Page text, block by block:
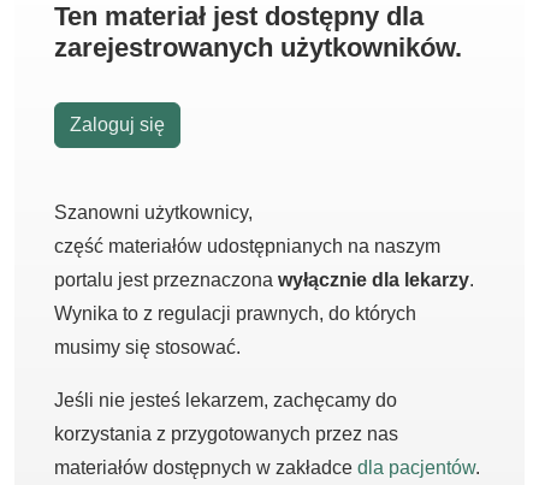
Ten materiał jest dostępny dla
zarejestrowanych użytkowników.
Zaloguj się
Szanowni użytkownicy,
część materiałów udostępnianych na naszym
portalu jest przeznaczona wyłącznie dla lekarzy.
Wynika to z regulacji prawnych, do których
musimy się stosować.
Jeśli nie jesteś lekarzem, zachęcamy do
korzystania z przygotowanych przez nas
materiałów dostępnych w zakładce dla pacjentów.